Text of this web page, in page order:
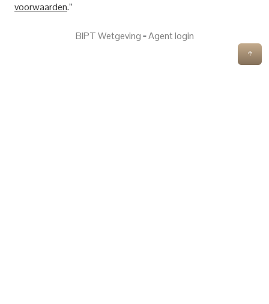
voorwaarden.”
BIPT Wetgeving‐Agent login